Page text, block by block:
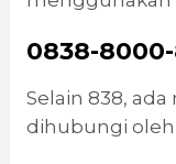
0838-
Selain 838,
dihubungi oleh